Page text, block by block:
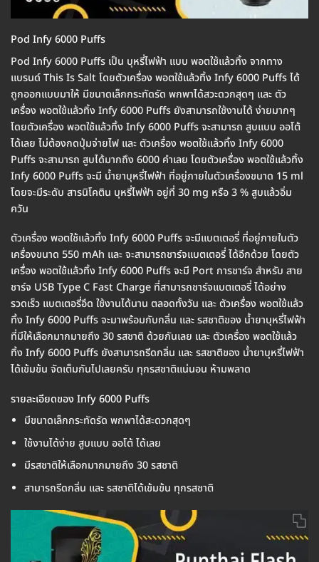
Pod Infy 6000 Puffs
Pod Infy 6000 Puffs เป็น บุหรี่ไฟฟ้า แบบ พอตใช้แล้วทิ้ง จากทาง
แบรนด์ This Is Salt โดยตัวเครื่อง พอตใช้แล้วทิ้ง Infy 6000 Puffs ได้
ถูกออกแบบมาให้ มีขนาดเล็กกระทัดรัด พกพาได้สวะดวกสุดๆ และ ตัว
เครื่อง พอตใช้แล้วทิ้ง Infy 6000 Puffs ยังสามารถใช้งานได้ ง่ายมากๆ
โดยตัวเครื่อง พอตใช้แล้วทิ้ง Infy 6000 Puffs จะสามารถ สูบแบบ ออโต้
ได้เลย ไม่ต้องกดปุ่มจ่ายไฟ และ ตัวเครื่อง พอตใช้แล้วทิ้ง Infy 6000
Puffs จะสามารถ สูบได้มากถึง 6000 คำเลย โดยตัวเครื่อง พอตใช้แล้วทิ้ง
Infy 6000 Puffs จะมี น้ำยาบุหรี่ไฟฟ้า ที่อยู่ภายในตัวเครื่องขนาด 15 ml
โดยจะมีระดับ สารนิโคติน บุหรี่ไฟฟ้า อยู่ที่ 30 mg หรือ 3 % สูบแล้วอิ่ม
ควัน
ตัวเครื่อง พอตใช้แล้วทิ้ง Infy 6000 Puffs จะมีแบตเตอรี่ ที่อยู่ภายในตัว
เครื่องขนาด 550 mAh และ จะสามารถชาร์จแบตเตอรี่ ได้อีกด้วย โดยตัว
เครื่อง พอตใช้แล้วทิ้ง Infy 6000 Puffs จะมี Port การชาร์จ สำหรับ สาย
ชาร์จ USB Type C Fast Charge ที่สามารถชาร์จแบตเตอรี่ ได้อย่าง
รวดเร็ว แบตเตอรี่อึด ใช้งานได้นาน ตลอดทั้งวัน และ ตัวเครื่อง พอตใช้แล้ว
ทิ้ง Infy 6000 Puffs จะมาพร้อมกับกลิ่น และ รสชาติของ น้ำยาบุหรี่ไฟฟ้า
ที่มีให้เลือกมากมายถึง 30 รสชาติ ด้วยกันเลย และ ตัวเครื่อง พอตใช้แล้ว
ทิ้ง Infy 6000 Puffs ยังสามารถรีดกลิ่น และ รสชาติของ น้ำยาบุหรี่ไฟฟ้า
ได้เข้มข้น จัดเต็มกันไปเลยครับ ทุกรสชาติแน่นอน ห้ามพลาด
รายละเอียดของ Infy 6000 Puffs
มีขนาดเล็กกระทัดรัด พกพาได้สะดวกสุดๆ
ใช้งานได้ง่าย สูบแบบ ออโต้ ได้เลย
มีรสชาติให้เลือกมากมายถึง 30 รสชาติ
สามารถรีดกลิ่น และ รสชาติได้เข้มข้น ทุกรสชาติ